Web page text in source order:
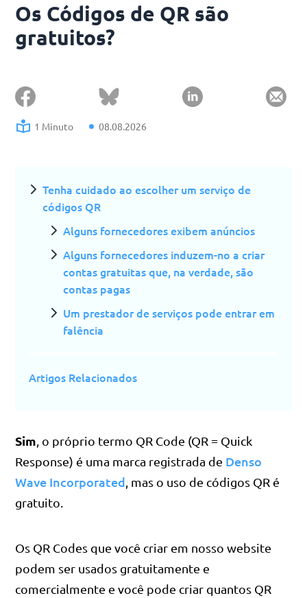
Os Códigos de QR são
gratuitos?
1 Minuto 08.08.2026
Tenha cuidado ao escolher um serviço de
códigos QR
Alguns fornecedores exibem anúncios
Alguns fornecedores induzem-no a criar
contas gratuitas que, na verdade, são
contas pagas
Um prestador de serviços pode entrar em
falência
Artigos Relacionados
Sim, o próprio termo QR Code (QR = Quick
Response) é uma marca registrada de Denso
Wave Incorporated, mas o uso de códigos QR é
gratuito.
Os QR Codes que você criar em nosso website
podem ser usados gratuitamente e
comercialmente e você pode criar quantos QR